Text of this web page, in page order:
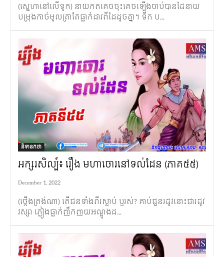
(ស្នេហានៅលើទូក) នាយកតគេចចុះគេចឡើងចាប់បានដៃនាយ
បម្រុងកាច់មូលត្រាតែធ្លាក់ដាវពីដៃដូចគ្នា។ ទឹក ប...
និទានកថា
អក្សរសិល្ប៍៖ រឿង មហាចោរនៅទល់ដែន (ភាគ៥៥)
December 1, 2022
(ថ្កើងត្រង់ណា) តើជនទាំងពីរស្លាប់ ឬរស់? គាប់ជួនរដូវនោះជារដូវ
វស្សា ភ្លៀងធ្លាក់ញឹកញយអណ្តូងដ...